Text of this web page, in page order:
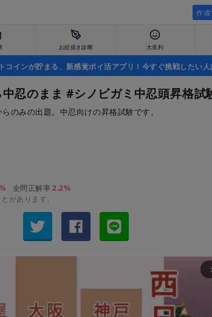
作成
お絵描き診断 大喜利
コインが貯まる、新感覚ポイ活アプリ！今すぐ挑戦したい人
忍のまま #シノビガミ中忍頭昇格試
のみの出題。中忍向けの昇格試験です。
全問正解率2.2%
があります。